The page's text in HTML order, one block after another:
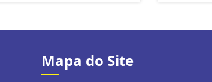
Mapa do Site